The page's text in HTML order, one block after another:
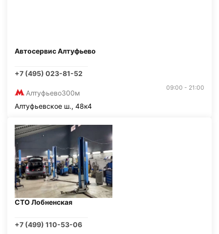
Автосервис Алтуфьево
+7 (495) 023-81-52
Алтуфьево300м
09:00 - 21:00
Алтуфьевское ш., 48к4
СТО Лобненская
+7 (499) 110-53-06